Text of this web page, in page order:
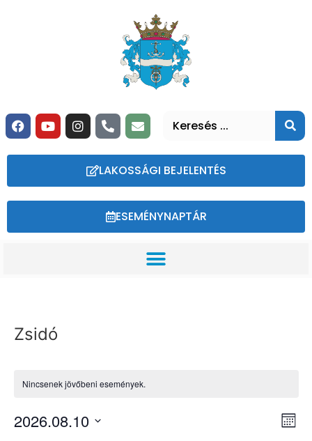
LAKOSSÁGI BEJELENTÉS
ESEMÉNYNAPTÁR
Zsidó
Nincsenek jövőbeni események.
2026.08.10